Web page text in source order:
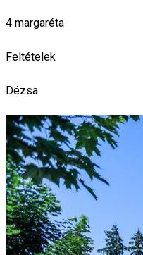
4 margaréta
Feltételek
Dézsa